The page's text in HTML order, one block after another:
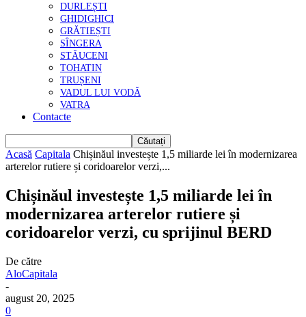
DURLEȘTI
GHIDIGHICI
GRĂTIEȘTI
SÎNGERA
STĂUCENI
TOHATIN
TRUȘENI
VADUL LUI VODĂ
VATRA
Contacte
Acasă Capitala Chișinăul investește 1,5 miliarde lei în modernizarea
arterelor rutiere și coridoarelor verzi,...
Chișinăul investește 1,5 miliarde lei în
modernizarea arterelor rutiere și
coridoarelor verzi, cu sprijinul BERD
De către
AloCapitala
-
august 20, 2025
0